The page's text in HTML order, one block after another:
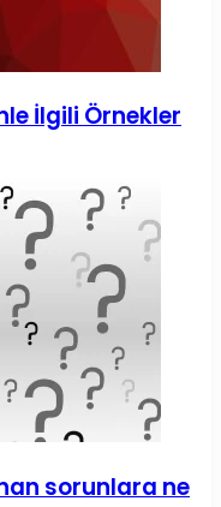
İlgili Örnekler
sorunlara ne